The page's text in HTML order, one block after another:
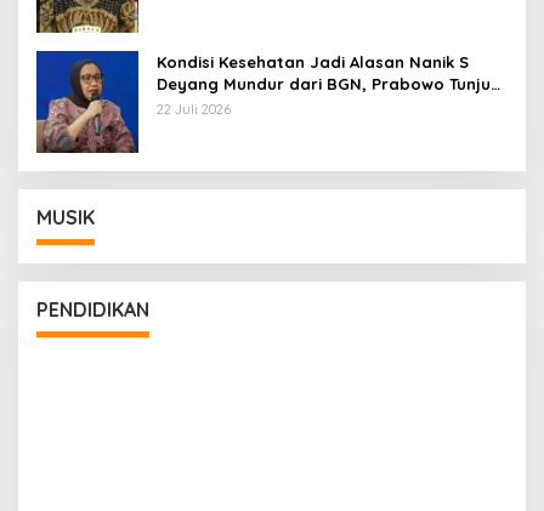
Kondisi Kesehatan Jadi Alasan Nanik S
Deyang Mundur dari BGN, Prabowo Tunjuk
Wamentan Sudaryono
22 Juli 2026
MUSIK
PENDIDIKAN